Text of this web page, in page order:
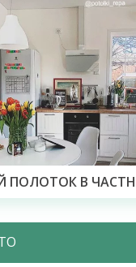
ПОЛОТОК В